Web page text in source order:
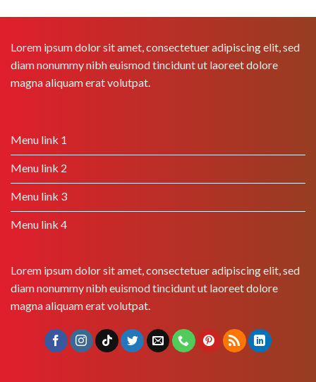
Lorem ipsum dolor sit amet, consectetuer adipiscing elit, sed
diam nonummy nibh euismod tincidunt ut laoreet dolore
magna aliquam erat volutpat.
Menu link 1
Menu link 2
Menu link 3
Menu link 4
Lorem ipsum dolor sit amet, consectetuer adipiscing elit, sed
diam nonummy nibh euismod tincidunt ut laoreet dolore
magna aliquam erat volutpat.